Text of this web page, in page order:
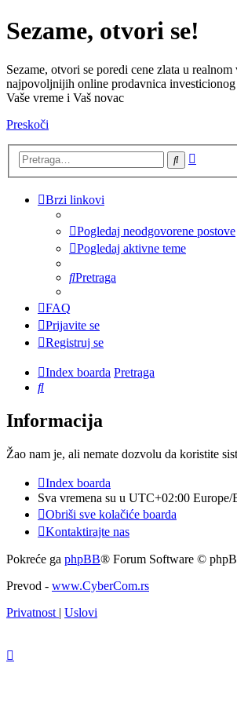
Sezame, otvori se!
Sezame, otvori se poredi cene zlata u realnom
najpovoljnijih online prodavnica
Vaše vreme i Vaš novac
Preskoči
Pretraga
Brzi linkovi
Pogledaj neodgovorene postove
Pogledaj aktivne teme
Pretraga
FAQ
Prijavite se
Registruj se
Index boarda Pretraga
Pretraga
Informacija
Žao nam je, ali nemate dozvolu da koristite
Index boarda
Sva vremena su u UTC+02:00 Europe/
Obriši sve kolačiće boarda
Kontaktirajte nas
Pokreće ga phpBB® Forum Software ©
Prevod - www.CyberCom.rs
Privatnost | Uslovi